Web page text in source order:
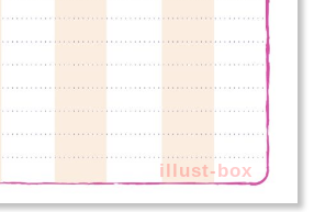
illust-box